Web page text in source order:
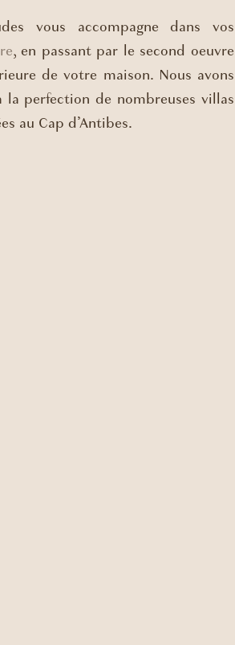
vous accompagne dans vos
, en passant par le second oeuvre
de votre maison. Nous avons
perfection de nombreuses villas
au Cap d’Antibes.